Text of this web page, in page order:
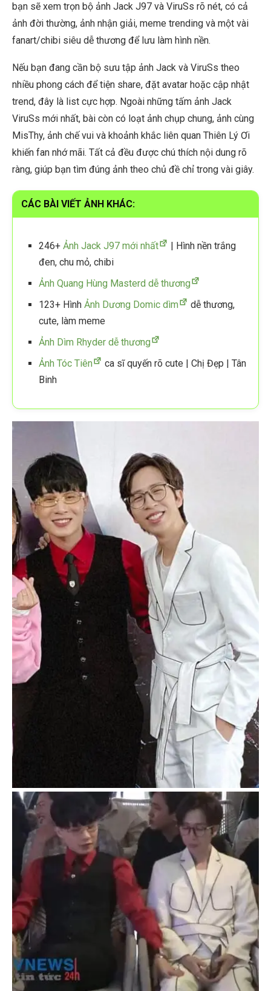
bạn sẽ xem trọn bộ ảnh Jack J97 và ViruSs rõ nét, có cả
ảnh đời thường, ảnh nhận giải, meme trending và một vài
fanart/chibi siêu dễ thương để lưu làm hình nền.
Nếu bạn đang cần bộ sưu tập ảnh Jack và ViruSs theo
nhiều phong cách để tiện share, đặt avatar hoặc cập nhật
trend, đây là list cực hợp. Ngoài những tấm ảnh Jack
ViruSs mới nhất, bài còn có loạt ảnh chụp chung, ảnh cùng
MisThy, ảnh chế vui và khoảnh khắc liên quan Thiên Lý Ơi
khiến fan nhớ mãi. Tất cả đều được chú thích nội dung rõ
ràng, giúp bạn tìm đúng ảnh theo chủ đề chỉ trong vài giây.
CÁC BÀI VIẾT ẢNH KHÁC:
246+ Ảnh Jack J97 mới nhất
| Hình nền trắng
đen, chu mỏ, chibi
Ảnh Quang Hùng Masterd dễ thương
123+ Hình Ảnh Dương Domic dìm
dễ thương,
cute, làm meme
Ảnh Dìm Rhyder dễ thương
Ảnh Tóc Tiên
ca sĩ quyến rõ cute | Chị Đẹp | Tân
Binh